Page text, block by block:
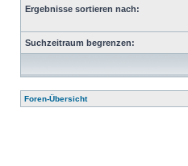
Ergebnisse sortieren nach:
Suchzeitraum begrenzen:
Foren-Übersicht